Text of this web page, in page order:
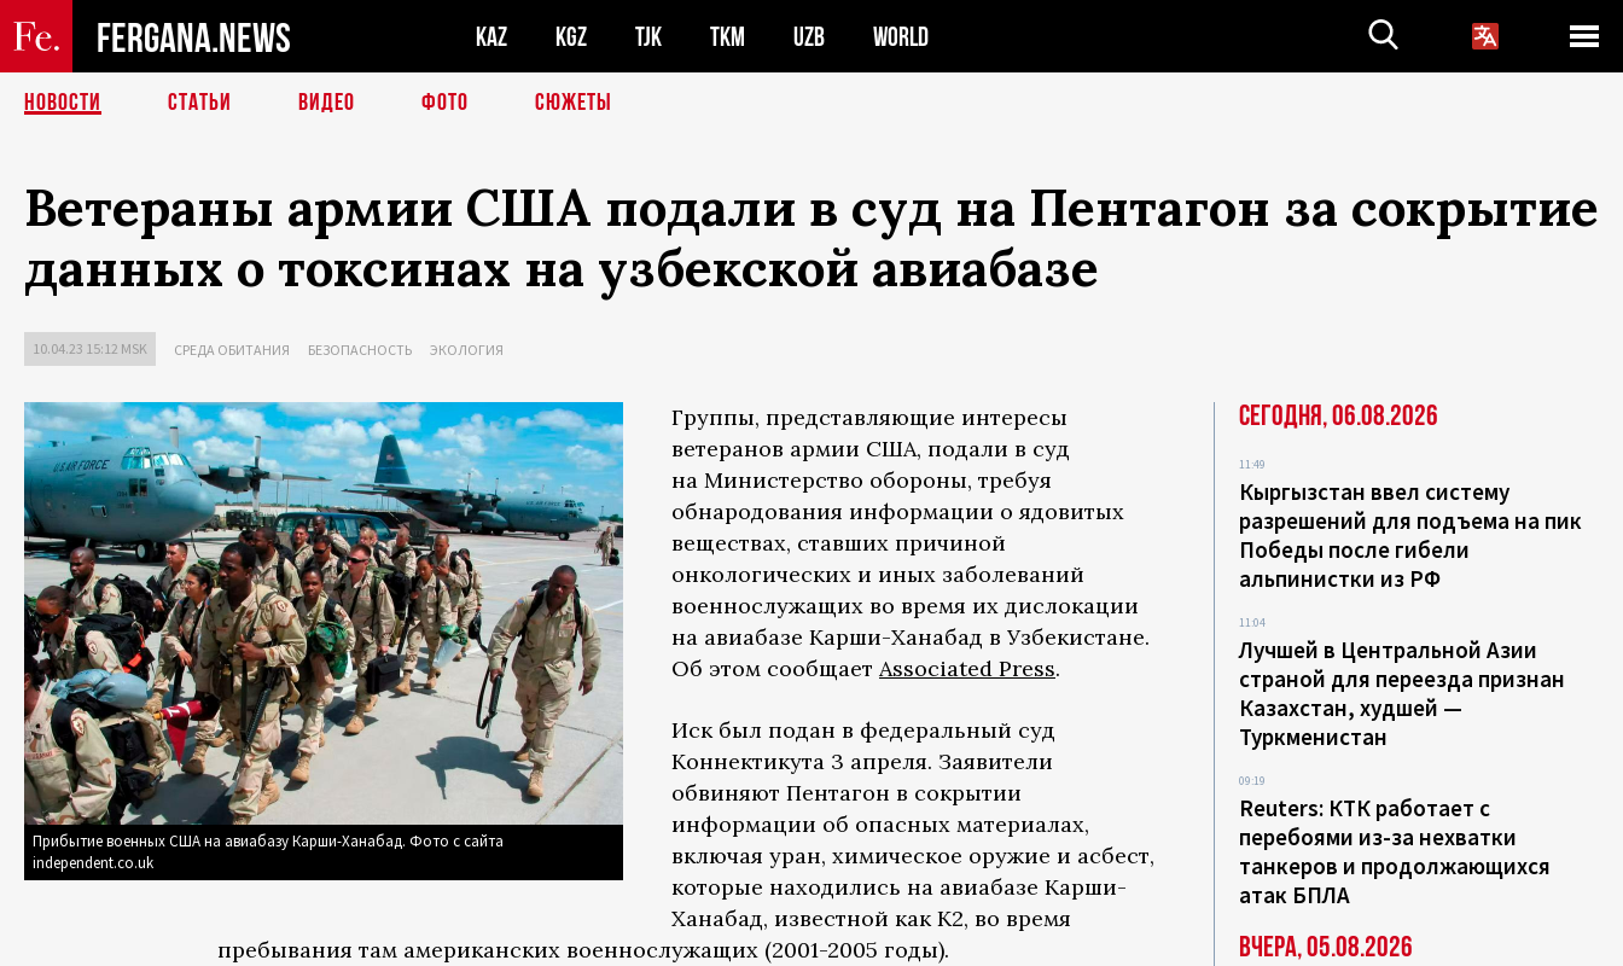
FERGANA.NEWS KAZ KGZ TJK TKM UZB WORLD
НОВОСТИ СТАТЬИ ВИДЕО ФОТО СЮЖЕТЫ
Ветераны армии США подали в суд на Пентагон за сокрытие
данных о токсинах на узбекской авиабазе
10.04.23 15:12 MSK СРЕДА ОБИТАНИЯ БЕЗОПАСНОСТЬ ЭКОЛОГИЯ
Прибытие военных США на авиабазу Карши-Ханабад. Фото с сайта
independent.co.uk
Группы, представляющие интересы
ветеранов армии США, подали в суд
на Министерство обороны, требуя
обнародования информации о ядовитых
веществах, ставших причиной
онкологических и иных заболеваний
военнослужащих во время их дислокации
на авиабазе Карши-Ханабад в Узбекистане.
Об этом сообщает Associated Press.
Иск был подан в федеральный суд
Коннектикута 3 апреля. Заявители
обвиняют Пентагон в сокрытии
информации об опасных материалах,
включая уран, химическое оружие и асбест,
которые находились на авиабазе Карши-
Ханабад, известной как К2, во время
пребывания там американских военнослужащих (2001-2005 годы).
Сегодня, 06.08.2026
11:49
Кыргызстан ввел систему
разрешений для подъема на пик
Победы после гибели
альпинистки из РФ
11:04
Лучшей в Центральной Азии
страной для переезда признан
Казахстан, худшей —
Туркменистан
09:19
Reuters: КТК работает с
перебоями из-за нехватки
танкеров и продолжающихся
атак БПЛА
Вчера, 05.08.2026